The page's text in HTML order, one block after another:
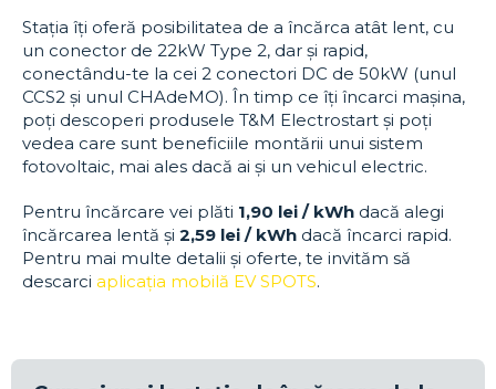
Stația îți oferă posibilitatea de a încărca atât lent, cu
un conector de 22kW Type 2, dar și rapid,
conectându-te la cei 2 conectori DC de 50kW (unul
CCS2 și unul CHAdeMO). În timp ce îți încarci mașina,
poți descoperi produsele T&M Electrostart și poți
vedea care sunt beneficiile montării unui sistem
fotovoltaic, mai ales dacă ai și un vehicul electric.
Pentru încărcare vei plăti 1,90 lei / kWh dacă alegi
încărcarea lentă și 2,59 lei / kWh dacă încarci rapid.
Pentru mai multe detalii și oferte, te invităm să
descarci aplicația mobilă EV SPOTS.